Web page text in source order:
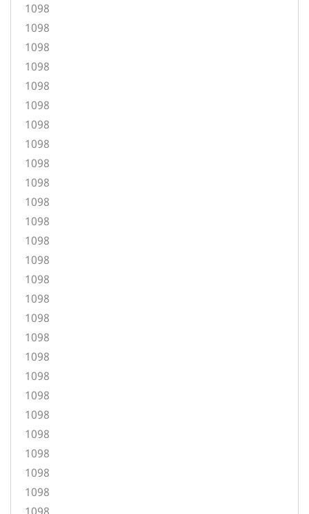
1098
1098
1098
1098
1098
1098
1098
1098
1098
1098
1098
1098
1098
1098
1098
1098
1098
1098
1098
1098
1098
1098
1098
1098
1098
1098